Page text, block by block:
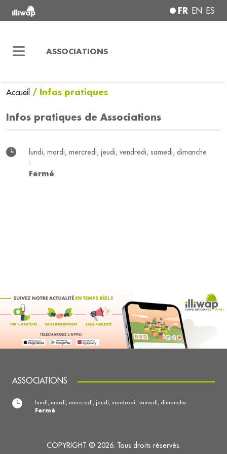
FR EN ES
ASSOCIATIONS
Accueil / Infos pratiques
Infos pratiques de Associations
lundi, mardi, mercredi, jeudi, vendredi, samedi, dimanche
:
Fermé
ASSOCIATIONS
lundi, mardi, mercredi, jeudi, vendredi, samedi, dimanche :
Fermé
COPYRIGHT © 2026. Tous droits réservés.